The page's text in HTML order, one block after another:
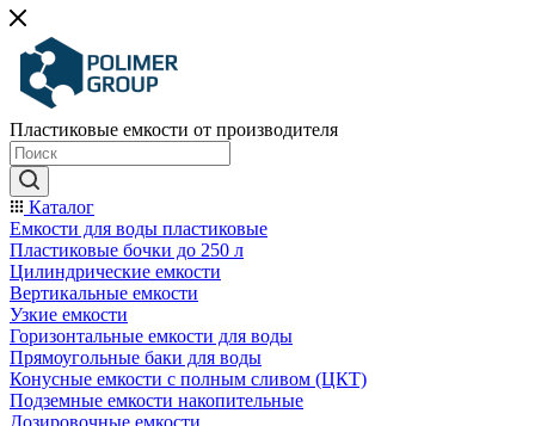
Пластиковые емкости от производителя
Каталог
Емкости для воды пластиковые
Пластиковые бочки до 250 л
Цилиндрические емкости
Вертикальные емкости
Узкие емкости
Горизонтальные емкости для воды
Прямоугольные баки для воды
Конусные емкости с полным сливом (ЦКТ)
Подземные емкости накопительные
Дозировочные емкости